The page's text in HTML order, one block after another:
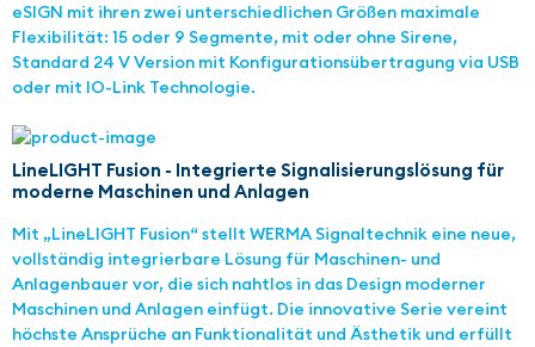
eSIGN mit ihren zwei unterschiedlichen Größen maximale
Flexibilität: 15 oder 9 Segmente, mit oder ohne Sirene,
Standard 24 V Version mit Konfigurationsübertragung via USB
oder mit IO-Link Technologie.
LineLIGHT Fusion - Integrierte Signalisierungslösung für
moderne Maschinen und Anlagen
Mit „LineLIGHT Fusion“ stellt WERMA Signaltechnik eine neue,
vollständig integrierbare Lösung für Maschinen- und
Anlagenbauer vor, die sich nahtlos in das Design moderner
Maschinen und Anlagen einfügt. Die innovative Serie vereint
höchste Ansprüche an Funktionalität und Ästhetik und erfüllt